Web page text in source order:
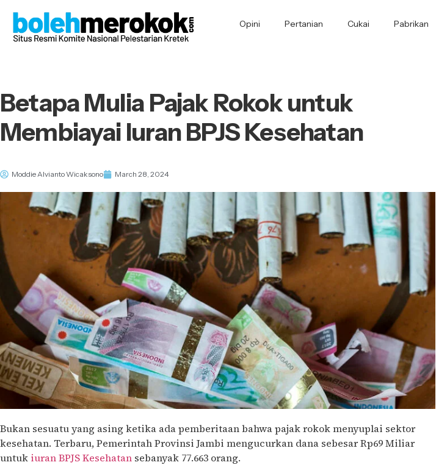
Opini Pertanian Cukai Pabrikan
Betapa Mulia Pajak Rokok untuk
Membiayai Iuran BPJS Kesehatan
Moddie Alvianto Wicaksono March 28, 2024
Bukan sesuatu yang asing ketika ada pemberitaan bahwa pajak rokok menyuplai sektor
kesehatan. Terbaru, Pemerintah Provinsi Jambi mengucurkan dana sebesar Rp69 Miliar
untuk iuran BPJS Kesehatan sebanyak 77.663 orang.